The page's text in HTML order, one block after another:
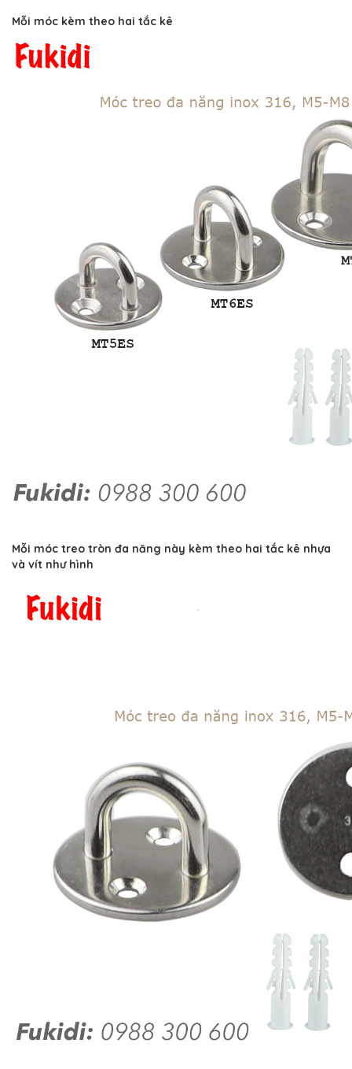
Mỗi móc kèm theo hai tắc kê
Mỗi móc treo tròn đa năng này kèm theo hai tắc kê nhựa
và vít như hình